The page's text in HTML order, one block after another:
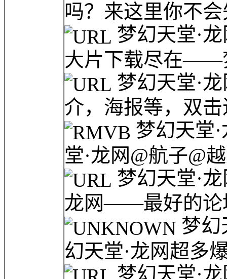
吗？来这里你不
梦幻天堂·
大片下载尽在——
梦幻天堂·
介，海报等，双
梦幻天堂
堂·龙网@航子@
梦幻天堂·
龙网——最好的论
梦幻
幻天堂·龙网超多
梦幻天堂·